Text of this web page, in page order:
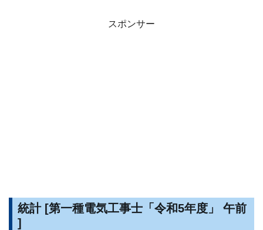
スポンサー
統計 [第一種電気工事士「令和5年度」 午前
]